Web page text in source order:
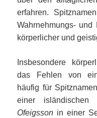
erfahren.
Wahrnehmungs- und
körperlicher und
Insbesondere
das Fehlen von
häufig für
einer
Ofeigsson in einer